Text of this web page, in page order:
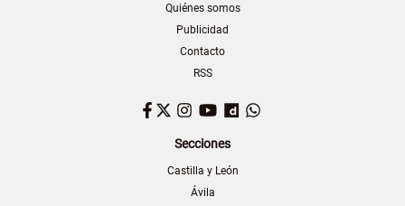
Quiénes somos
Publicidad
Contacto
RSS
Facebook
TwitterInstagram
YouTubeDailymotion
Secciones
Castilla y León
Ávila